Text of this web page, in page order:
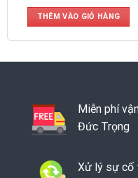
THÊM VÀO GIỎ HÀNG
Miễn phí
Đức Trọng
Xử lý sự cố